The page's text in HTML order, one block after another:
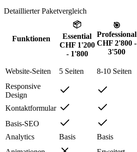
Detaillierter Paketvergleich
Funktionen
📦
Essential
CHF 1'200
- 1'800
🎯
Professional
CHF 2'800 -
3'500
Website-Seiten 5 Seiten 8-10 Seiten
Responsive
Design
Kontaktformular
Basis-SEO
Analytics
Basis Basis